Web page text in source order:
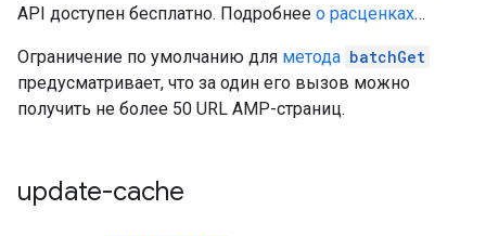
API доступен бесплатно. Подробнее о расценках…
Ограничение по умолчанию для метода batchGet
предусматривает, что за один его вызов можно
получить не более 50 URL AMP-страниц.
update-cache